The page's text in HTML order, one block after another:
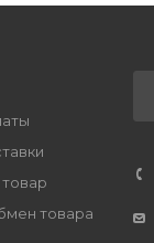
товар
товара